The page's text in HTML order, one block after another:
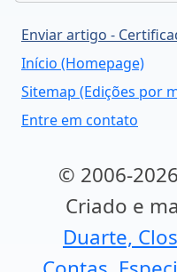
Enviar artigo -
Início (Homepage)
Sitemap (Edições por
Entre em contato
© 2006-
Criado e
Duarte,